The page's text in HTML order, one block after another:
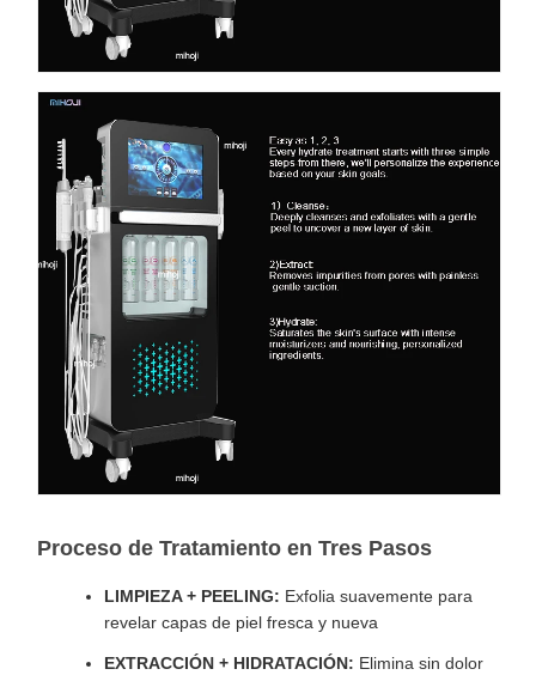
Proceso de Tratamiento en Tres Pasos
LIMPIEZA + PEELING: Exfolia suavemente para
revelar capas de piel fresca y nueva
EXTRACCIÓN + HIDRATACIÓN: Elimina sin dolor